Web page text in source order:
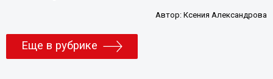
Автор:Ксения Александрова
Еще в рубрике